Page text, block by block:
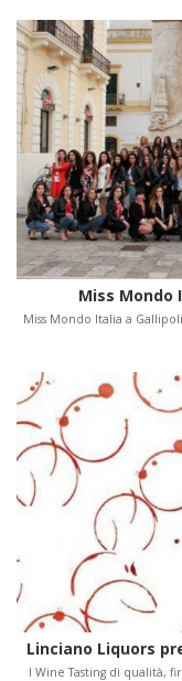
Miss Mondo
Miss Mondo Italia a
Linciano Liquors
l Wine Tasting di qualità,